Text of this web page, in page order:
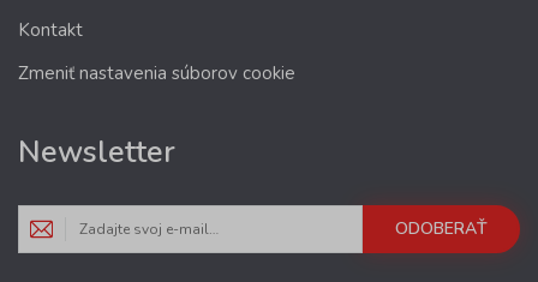
Kontakt
Zmeniť nastavenia súborov cookie
Newsletter
ODOBERAŤ